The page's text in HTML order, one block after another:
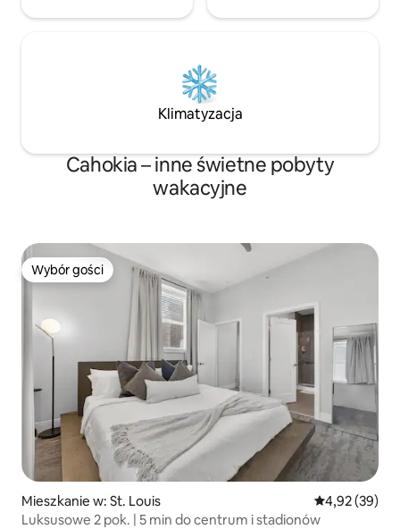
Klimatyzacja
Cahokia – inne świetne pobyty
wakacyjne
Wybór gości
Wybór gości
Mieszkanie w: St. Louis Średnia
4,92 (39)
Luksusowe 2 pok. | 5 min do centrum i stadionów